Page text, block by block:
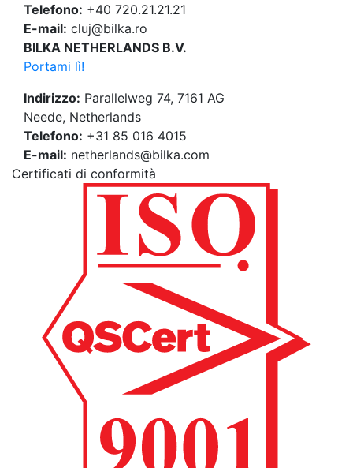
Telefono: +40 720.21.21.21
E-mail: cluj@bilka.ro
BILKA NETHERLANDS B.V.
Portami lì!
Indirizzo: Parallelweg 74, 7161 AG
Neede, Netherlands
Telefono: +31 85 016 4015
E-mail: netherlands@bilka.com
Certificati di conformità